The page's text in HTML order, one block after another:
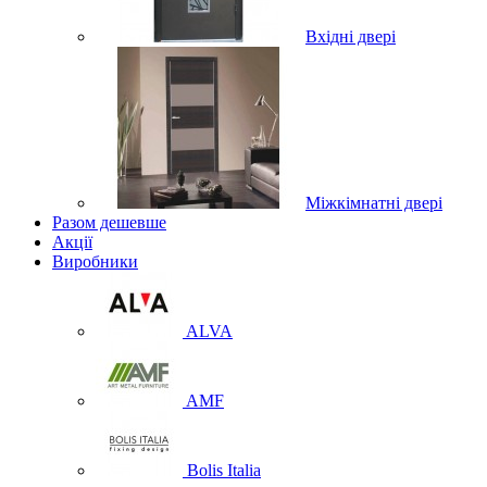
Вхідні двері
Міжкімнатні двері
Разом дешевше
Акції
Виробники
ALVA
AMF
Bolis Italia